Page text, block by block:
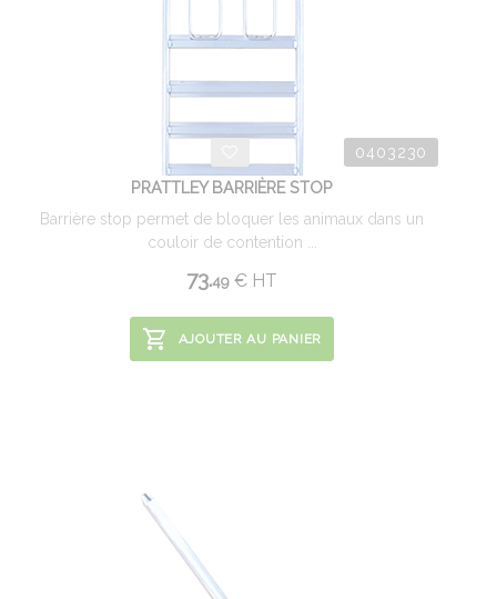
0403230
PRATTLEY BARRIÈRE STOP
Barrière stop permet de bloquer les animaux dans un
couloir de contention ...
73.49 € HT
AJOUTER AU PANIER